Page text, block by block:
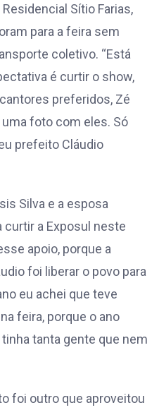
Sítio Farias,
para a feira sem
coletivo. “Está
é curtir o show,
preferidos, Zé
foto com eles. Só
prefeito Cláudio
Silva e a esposa
curtir a Exposul neste
apoio, porque a
foi liberar o povo para
eu achei que teve
feira, porque o ano
tanta gente que nem
foi outro que aproveitou